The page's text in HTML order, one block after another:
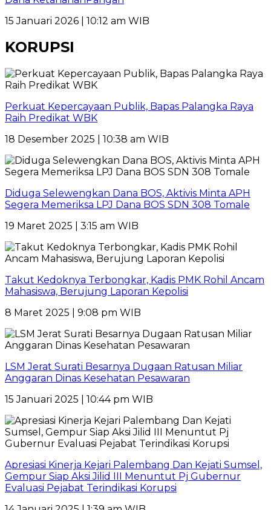
15 Januari 2026 | 10:12 am WIB
KORUPSI
Perkuat Kepercayaan Publik, Bapas Palangka Raya
Raih Predikat WBK
18 Desember 2025 | 10:38 am WIB
Diduga Selewengkan Dana BOS, Aktivis Minta APH
Segera Memeriksa LPJ Dana BOS SDN 308 Tomale
19 Maret 2025 | 3:15 am WIB
Takut Kedoknya Terbongkar, Kadis PMK Rohil Ancam
Mahasiswa, Berujung Laporan Kepolisi
8 Maret 2025 | 9:08 pm WIB
LSM Jerat Surati Besarnya Dugaan Ratusan Miliar
Anggaran Dinas Kesehatan Pesawaran
15 Januari 2025 | 10:44 pm WIB
Apresiasi Kinerja Kejari Palembang Dan Kejati Sumsel,
Gempur Siap Aksi Jilid III Menuntut Pj Gubernur
Evaluasi Pejabat Terindikasi Korupsi